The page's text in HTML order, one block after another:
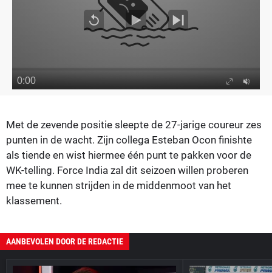
Met de zevende positie sleepte de 27-jarige coureur zes
punten in de wacht. Zijn collega Esteban Ocon finishte
als tiende en wist hiermee één punt te pakken voor de
WK-telling. Force India zal dit seizoen willen proberen
mee te kunnen strijden in de middenmoot van het
klassement.
AANBEVOLEN DOOR DE REDACTIE